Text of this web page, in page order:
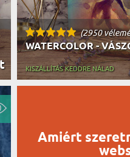
(2950
WATERCOLOR -
KISZÁLLÍTÁS KEDDRE NÁLAD
Amiért